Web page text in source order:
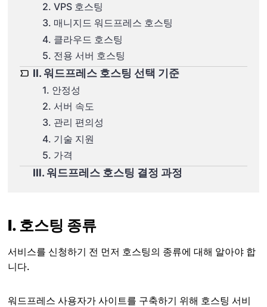
2. VPS 호스팅
3. 매니지드 워드프레스 호스팅
4. 클라우드 호스팅
5. 전용 서버 호스팅
Ⅱ. 워드프레스 호스팅 선택 기준
1. 안정성
2. 서버 속도
3. 관리 편의성
4. 기술 지원
5. 가격
Ⅲ. 워드프레스 호스팅 결정 과정
Ⅰ. 호스팅 종류
서비스를 신청하기 전 먼저 호스팅의 종류에 대해 알아야 합
니다.
워드프레스 사용자가 사이트를 구축하기 위해 호스팅 서비